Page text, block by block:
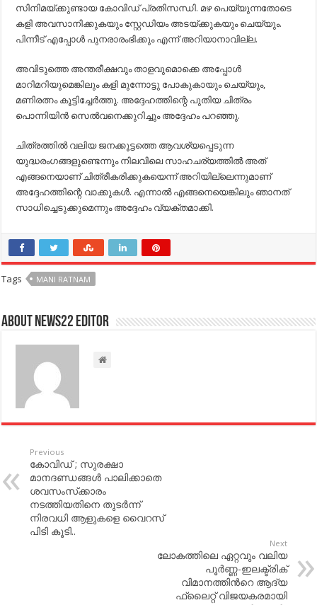
സിനിമയ്ക്കുണ്ടായ കോവിഡ് പ്രതിസന്ധി. മഴ പെയ്യുന്നതോടെ
കളി അവസാനിക്കുകയും സ്റ്റേഡിയം അടയ്ക്കുകയും ചെയ്യും.
പിന്നീട് എപ്പോള്‍ പുനരാരംഭിക്കും എന്ന് അറിയാനാവില്ല.
അവിടുത്തെ അന്തരീക്ഷവും താളവുമൊക്കെ അപ്പോള്‍
മാറിമറിയുമെങ്കിലും കളി മുന്നോട്ടു പോകുകായും ചെയ്യും,
മണിരത്നം കൂട്ടിച്ചേര്‍ത്തു. അദ്ദേഹത്തിന്റെ പുതിയ ചിത്രം
പൊന്നിയിന്‍ സെല്‍വനെക്കുറിച്ചും അദ്ദേഹം പറഞ്ഞു.
ചിത്രത്തില്‍ വലിയ ജനക്കൂട്ടത്തെ ആവശ്യപ്പെടുന്ന
യുദ്ധരംഗങ്ങളുണ്ടെന്നും നിലവിലെ സാഹചര്യത്തില്‍ അത്
എങ്ങനെയാണ് ചിത്രീകരിക്കുകയെന്ന് അറിയില്ലെന്നുമാണ്
അദ്ദേഹത്തിന്റെ വാക്കുകള്‍. എന്നാല്‍ എങ്ങനെയെങ്കിലും ഞാനത്
സാധിച്ചെടുക്കുമെന്നും അദ്ദേഹം വ്യക്തമാക്കി.
Tags MANI RATNAM
About NEWS22 EDITOR
Previous
കോവിഡ് ; സുരക്ഷാ
മാനദണ്ഡങ്ങൾ പാലിക്കാതെ
ശവസംസ്‌ക്കാരം
നടത്തിയതിനെ തുടർന്ന്
നിരവധി ആളുകളെ വൈറസ്
പിടി കൂടി..
Next
ലോകത്തിലെ ഏറ്റവും വലിയ
പൂർണ്ണ-ഇലക്ട്രിക്
വിമാനത്തിന്‍റെ ആദ്യ
ഫ്ലൈറ്റ് വിജയകരമായി